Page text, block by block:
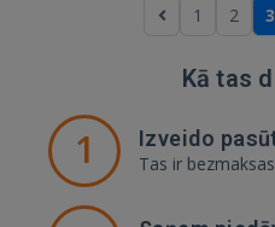
1 2 3
Kā tas
1 Izveido
Tas ir bezmaksas